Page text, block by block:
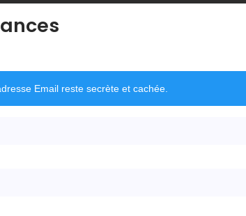
Email reste secrète et cachée.